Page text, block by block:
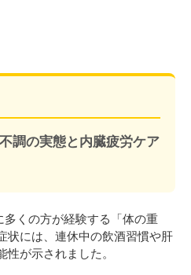
調の実態と内臓疲労ケア
くの方が経験する「体の重
状には、連休中の飲酒習慣や肝
が示されました。